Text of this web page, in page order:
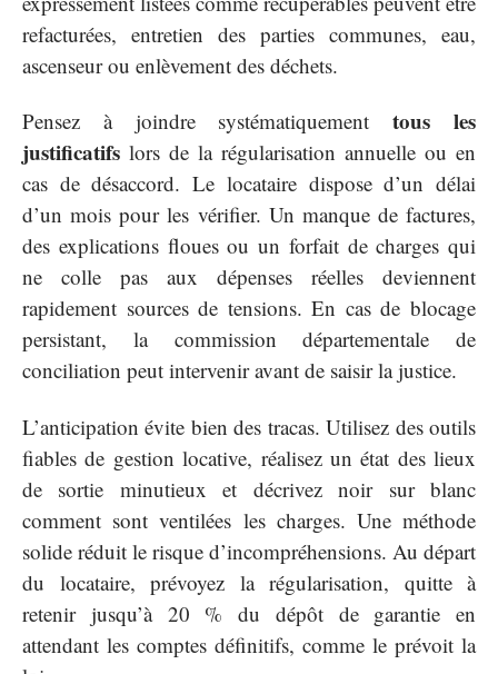
refacturées, entretien des parties communes, eau,
ascenseur ou enlèvement des déchets.
Pensez à joindre systématiquementtous les
justificatifs lors de la régularisation annuelle ou en
cas de désaccord. Le locataire dispose d’un délai
d’un mois pour les vérifier. Un manque de factures,
des explications floues ou un forfait de charges qui
ne colle pas aux dépenses réelles deviennent
rapidement sources de tensions. En cas de blocage
persistant, la commission départementale de
conciliation peut intervenir avant de saisir la justice.
L’anticipation évite bien des tracas. Utilisez des outils
fiables de gestion locative, réalisez un état des lieux
de sortie minutieux et décrivez noir sur blanc
comment sont ventilées les charges. Une méthode
solide réduit le risque d’incompréhensions. Au départ
du locataire, prévoyez la régularisation, quitte à
retenir jusqu’à 20 % du dépôt de garantie en
attendant les comptes définitifs, comme le prévoit la